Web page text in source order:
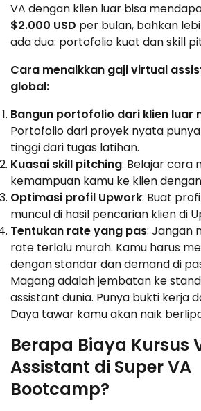
VA dengan klien luar bisa
$2.000 USD per bulan, bahkan
ada dua: portofolio kuat dan skill
Cara menaikkan gaji virtual
global:
Bangun portofolio dari klien luar
Portofolio dari proyek nyata
tinggi dari tugas latihan.
Kuasai skill pitching: Belajar cara
kemampuan kamu ke klien
Optimasi profil Upwork: Buat
muncul di hasil pencarian klien di
Tentukan rate yang pas: Jangan
rate terlalu murah. Kamu harus
dengan standar dan demand di
Magang adalah jembatan ke
assistant dunia. Punya bukti kerja
Daya tawar kamu akan naik
Berapa Biaya Kursus
Assistant di Super VA
Bootcamp?